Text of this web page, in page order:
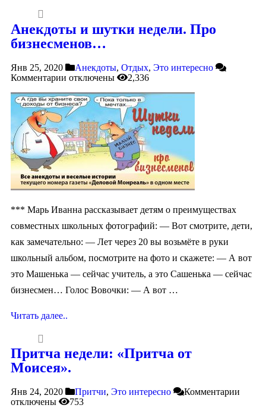
Анекдоты и шутки недели. Про
бизнесменов…
Янв 25, 2020 Анекдоты, Отдых, Это интересно
Комментарии отключены 2,336
*** Марь Иванна рассказывает детям о преимуществах
совместных школьных фотографий: — Вот смотрите, дети,
как замечательно: — Лет через 20 вы возьмёте в руки
школьный альбом, посмотрите на фото и скажете: — А вот
это Машенька — сейчас учитель, а это Сашенька — сейчас
бизнесмен… Голос Вовочки: — А вот …
Читать далее..
Притча недели: «Притча от
Моисея».
Янв 24, 2020 Притчи, Это интересно
Комментарии
отключены
753